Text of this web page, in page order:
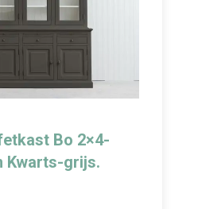
Bo 2×4-
Kwarts-grijs.